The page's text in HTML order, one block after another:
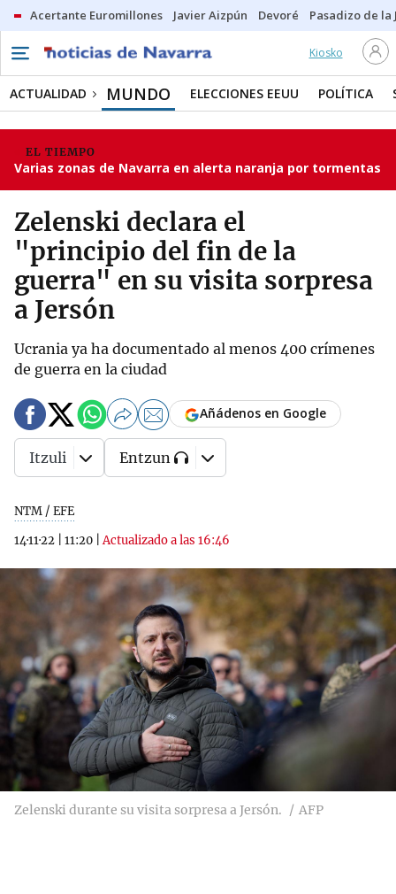
Acertante Euromillones Javier Aizpún Devoré Pasadizo de la
Kiosko
ACTUALIDAD MUNDO ELECCIONES EEUU POLÍTICA
EL TIEMPO
Varias zonas de Navarra en alerta naranja por tormentas
Zelenski declara el
"principio del fin de la
guerra" en su visita sorpresa
a Jersón
Ucrania ya ha documentado al menos 400 crímenes
de guerra en la ciudad
NTM / EFE
14·11·22
11:20 |Actualizado a las 16:46
Añádenos en Google
Itzuli Entzun
Zelenski durante su visita sorpresa a Jersón. AFP